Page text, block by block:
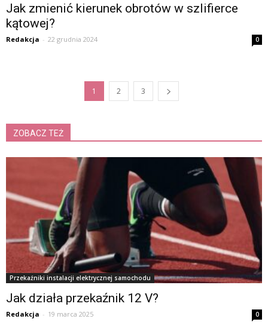
Jak zmienić kierunek obrotów w szlifierce
kątowej?
Redakcja - 22 grudnia 2024 0
1 2 3
ZOBACZ TEŻ
Przekaźniki instalacji elektrycznej samochodu
Jak działa przekaźnik 12 V?
Redakcja - 19 marca 2025 0